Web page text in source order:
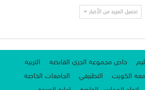
تحميل المزيد من الأخبار
خاص مجموعة الجري القابضة
التربية
الكويت التطبيقي
الجامعات الخاصة